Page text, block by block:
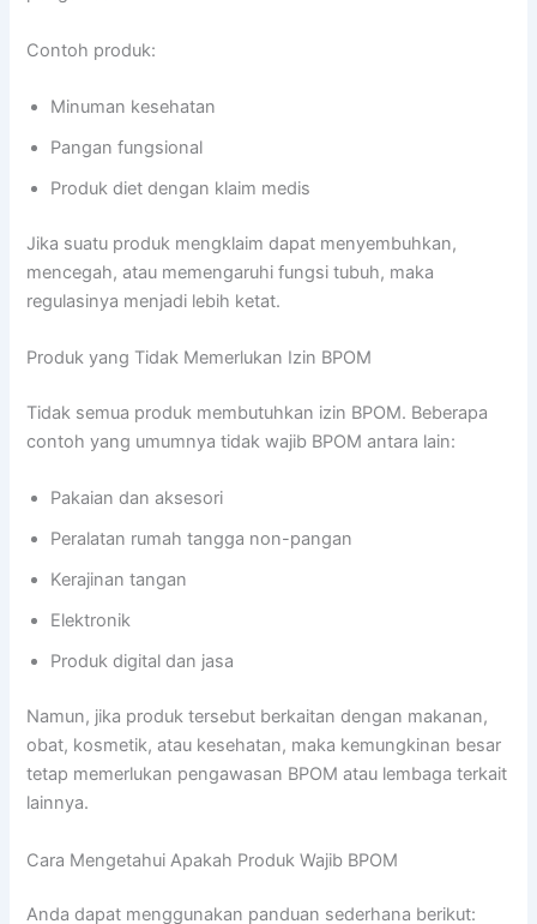
Contoh produk:
Minuman kesehatan
Pangan fungsional
Produk diet dengan klaim medis
Jika suatu produk mengklaim dapat menyembuhkan,
mencegah, atau memengaruhi fungsi tubuh, maka
regulasinya menjadi lebih ketat.
Produk yang Tidak Memerlukan Izin BPOM
Tidak semua produk membutuhkan izin BPOM. Beberapa
contoh yang umumnya tidak wajib BPOM antara lain:
Pakaian dan aksesori
Peralatan rumah tangga non-pangan
Kerajinan tangan
Elektronik
Produk digital dan jasa
Namun, jika produk tersebut berkaitan dengan makanan,
obat, kosmetik, atau kesehatan, maka kemungkinan besar
tetap memerlukan pengawasan BPOM atau lembaga terkait
lainnya.
Cara Mengetahui Apakah Produk Wajib BPOM
Anda dapat menggunakan panduan sederhana berikut: